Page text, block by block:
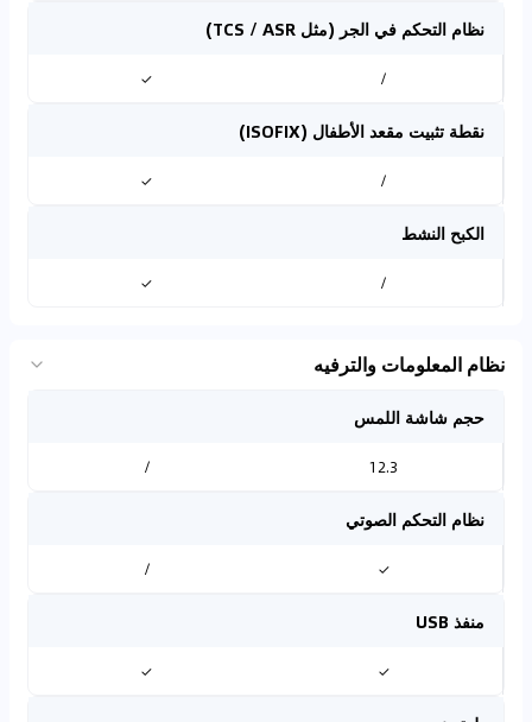
نظام التحكم في الجر (مثل TCS / ASR)
/
✓
نقطة تثبيت مقعد الأطفال (ISOFIX)
/
✓
الكبح النشط
/
✓
نظام المعلومات والترفيه
حجم شاشة اللمس
12.3
/
نظام التحكم الصوتي
✓
/
منفذ USB
✓
✓